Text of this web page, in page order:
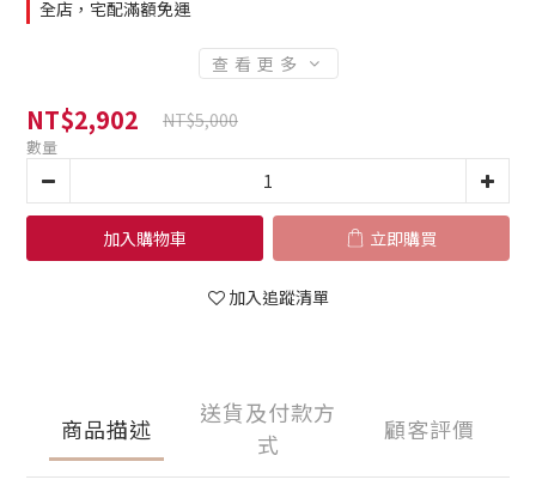
全店，宅配滿額免運
查看更多
NT$2,902 NT$5,000
數量
加入購物車 立即購買
加入追蹤清單
商品描述
送貨及付款方
式
顧客評價